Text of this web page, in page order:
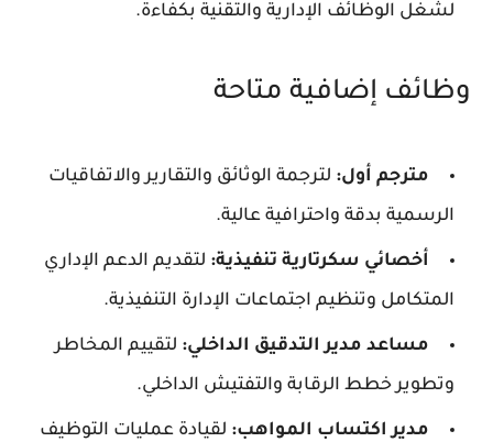
لشغل الوظائف الإدارية والتقنية بكفاءة.
وظائف إضافية متاحة
مترجم أول: لترجمة الوثائق والتقارير والاتفاقيات
الرسمية بدقة واحترافية عالية.
أخصائي سكرتارية تنفيذية: لتقديم الدعم الإداري
المتكامل وتنظيم اجتماعات الإدارة التنفيذية.
مساعد مدير التدقيق الداخلي: لتقييم المخاطر
وتطوير خطط الرقابة والتفتيش الداخلي.
مدير اكتساب المواهب: لقيادة عمليات التوظيف